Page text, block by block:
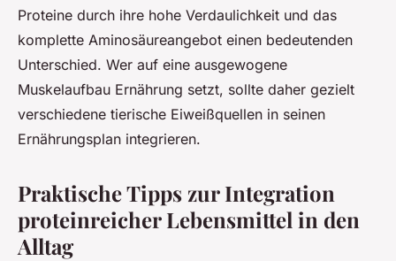
Proteine durch ihre hohe Verdaulichkeit und das
komplette Aminosäureangebot einen bedeutenden
Unterschied. Wer auf eine ausgewogene
Muskelaufbau Ernährung setzt, sollte daher gezielt
verschiedene tierische Eiweißquellen in seinen
Ernährungsplan integrieren.
Praktische Tipps zur Integration
proteinreicher Lebensmittel in den
Alltag